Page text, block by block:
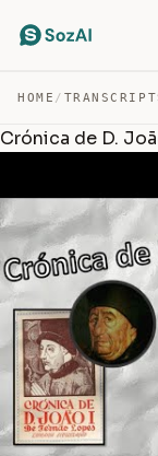
HOME /
Crónica de D.